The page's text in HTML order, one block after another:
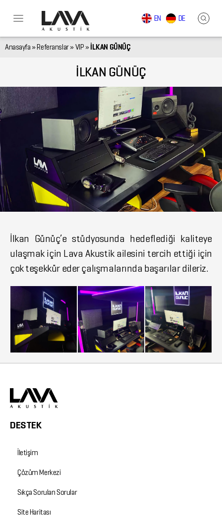
EN DE
Anasayfa »Referanslar» VIP » İLKAN GÜNÜÇ
İLKAN GÜNÜÇ
İlkan Günüç’e stüdyosunda hedeflediği kaliteye
ulaşmak için Lava Akustik ailesini tercih ettiği için
çok teşekkür eder çalışmalarında başarılar dileriz.
DESTEK
İletişim
Çözüm Merkezi
Sıkça Sorulan Sorular
Site Haritası